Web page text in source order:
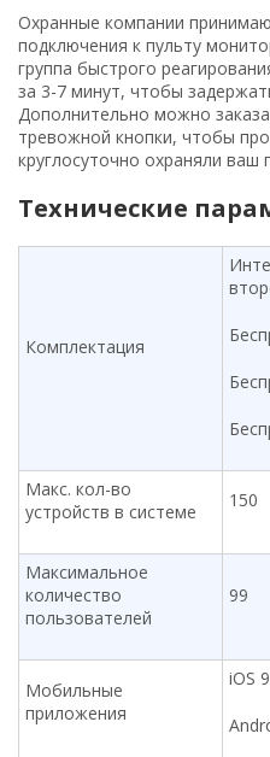
Охранные компании
подключения к пульту
группа быстрого
за 3-7 минут, чтобы
Дополнительно можно
тревожной кнопки, чтобы
круглосуточно охраняли ваш
Технические
Комплектация
Макс. кол-во
устройств в системе
150
Максимальное
количество
пользователей
99
Мобильные
приложения
iOS